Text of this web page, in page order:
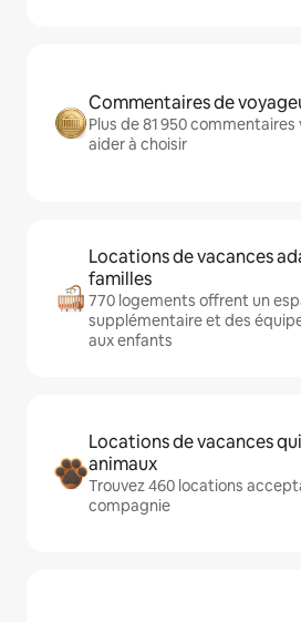
Commentaires de
Plus de 81 950
aider à choisir
Locations de vacances
familles
770 logements offrent un
supplémentaire et des
aux enfants
Locations de vacances
animaux
Trouvez 460 locations
compagnie